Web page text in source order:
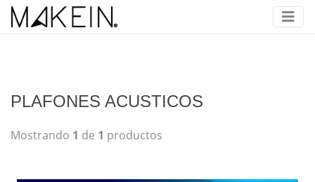
PLAFONES ACUSTICOS
Mostrando 1 de 1 productos